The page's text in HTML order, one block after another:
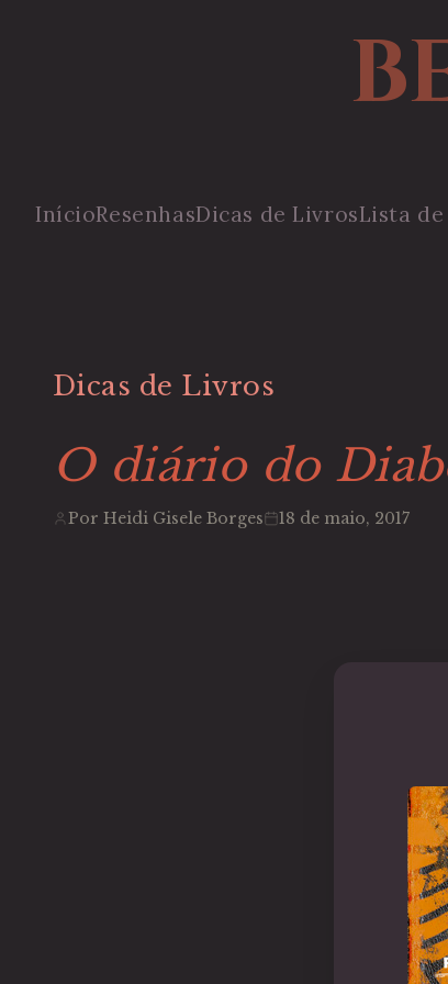
InícioResenhasDicas de LivrosLista
Dicas de Livros
O diário do
Por Heidi Gisele Borges 18 de maio, 2017